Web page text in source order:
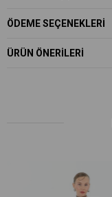
ÖDEME SEÇENEKLERI
ÜRÜN ÖNERILERI